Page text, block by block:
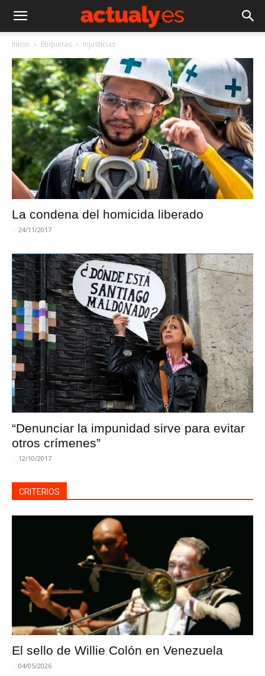
Inicio Etiquetas Injusticias
La condena del homicida liberado
- 24/11/2017
“Denunciar la impunidad sirve para evitar
otros crímenes”
- 12/10/2017
CRITERIOS
El sello de Willie Colón en Venezuela
- 04/05/2026